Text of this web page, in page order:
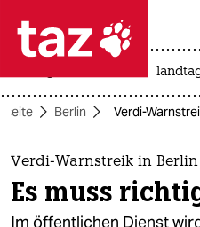
 taz
taz zahl
themen
politik
Berlin Verdi-
Verdi-Warnstreik in Berlin
Es muss
Im öffentlichen Dienst